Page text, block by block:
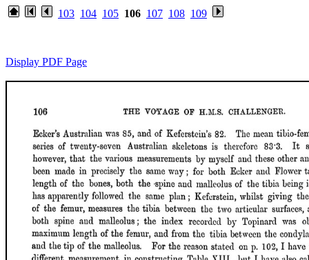
103 104 105 106 107 108 109
Display PDF Page